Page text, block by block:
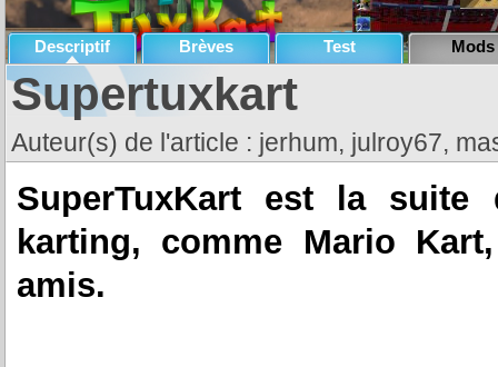
Descriptif Brèves Test Mods
Supertuxkart
Auteur(s) de l'article : jerhum, julroy67,
SuperTuxKart est la
karting, comme Mario
amis.